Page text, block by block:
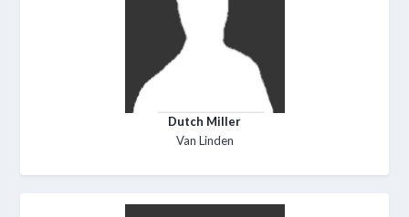
Dutch Miller
Van Linden